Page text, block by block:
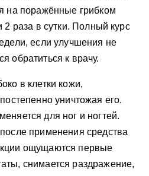
на поражённые грибком
2 раза в сутки. Полный курс
если улучшения не
обратиться к врачу.
в клетки кожи,
уничтожая его.
для ног и ногтей.
применения средства
ощущаются первые
снимается раздражение,